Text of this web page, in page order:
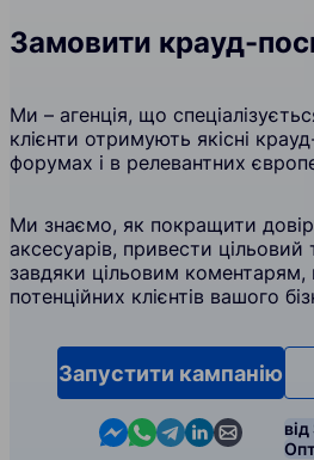
Замовити крауд-
Ми – агенція, що
клієнти отримують якісні
форумах і в релевантних
Ми знаємо, як покращити
аксесуарів, привести
завдяки цільовим коментарям,
потенційних клієнтів вашого
Запустити кампанію
Contact us in
Contact us in
Contact us in
Contact us in
Contact